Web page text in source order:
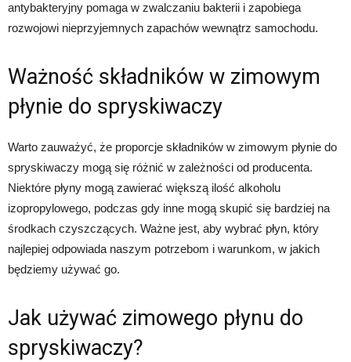
antybakteryjny pomaga w zwalczaniu bakterii i zapobiega
rozwojowi nieprzyjemnych zapachów wewnątrz samochodu.
Ważność składników w zimowym
płynie do spryskiwaczy
Warto zauważyć, że proporcje składników w zimowym płynie do
spryskiwaczy mogą się różnić w zależności od producenta.
Niektóre płyny mogą zawierać większą ilość alkoholu
izopropylowego, podczas gdy inne mogą skupić się bardziej na
środkach czyszczących. Ważne jest, aby wybrać płyn, który
najlepiej odpowiada naszym potrzebom i warunkom, w jakich
będziemy używać go.
Jak używać zimowego płynu do
spryskiwaczy?